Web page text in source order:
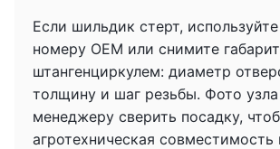
Если шильдик стерт,
номеру OEM или снимите
штангенциркулем: диаметр
толщину и шаг резьбы. Фото
менеджеру сверить посадку,
агротехническая совместимость